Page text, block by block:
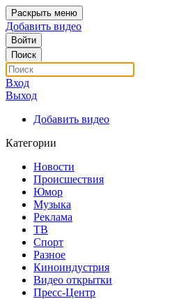
Раскрыть меню
Добавить видео
Войти
Поиск
Вход
Выход
Добавить видео
Категории
Новости
Происшествия
Юмор
Музыка
Реклама
ТВ
Спорт
Разное
Киноиндустрия
Видео открытки
Пресс-Центр